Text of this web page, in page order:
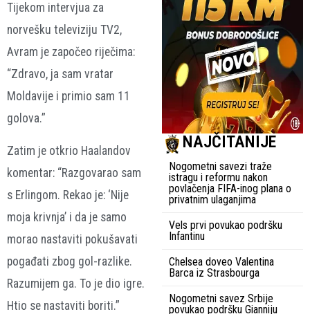
Tijekom intervjua za
norvešku televiziju TV2,
Avram je započeo riječima:
“Zdravo, ja sam vratar
Moldavije i primio sam 11
golova.”
Zatim je otkrio Haalandov
komentar: “Razgovarao sam
s Erlingom. Rekao je: ‘Nije
moja krivnja’ i da je samo
morao nastaviti pokušavati
pogađati zbog gol-razlike.
Razumijem ga. To je dio igre.
Htio se nastaviti boriti.”
NAJČITANIJE
Nogometni savezi traže
istragu i reformu nakon
povlačenja FIFA-inog plana o
privatnim ulaganjima
Vels prvi povukao podršku
Infantinu
Chelsea doveo Valentina
Barca iz Strasbourga
Nogometni savez Srbije
povukao podršku Gianniju